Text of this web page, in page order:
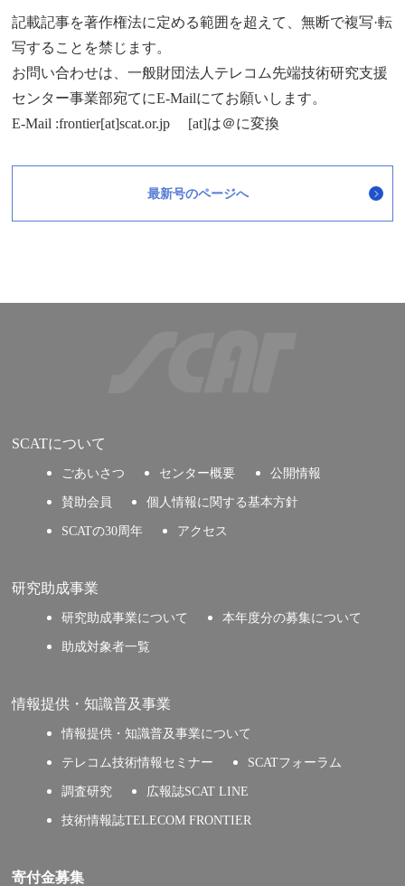
記載記事を著作権法に定める範囲を超えて、無断で複写·転
写することを禁じます。
お問い合わせは、一般財団法人テレコム先端技術研究支援
センター事業部宛てにE-Mailにてお願いします。
E-Mail :frontier[at]scat.or.jp [at]は＠に変換
最新号のページへ
SCATについて
ごあいさつ センター概要
公開情報
賛助会員
個人情報に関する基本方針
SCATの30周年
アクセス
研究助成事業
研究助成事業について
本年度分の募集について
助成対象者一覧
情報提供・知識普及事業
情報提供・知識普及事業について
テレコム技術情報セミナー
SCATフォーラム
調査研究
広報誌SCAT LINE
技術情報誌TELECOM FRONTIER
寄付金募集